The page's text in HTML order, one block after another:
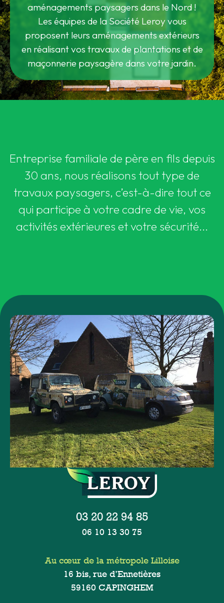
aménagements paysagers dans le Nord !
Les équipes de la Société Leroy vous
proposent leurs aménagements extérieurs
en réalisant vos travaux de plantations et de
maçonnerie paysagère dans votre jardin.
Entreprise familiale de père en fils depuis
30 ans, nous réalisons tout type de
travaux paysagers, c’est-à-dire tout ce
qui participe à votre cadre de vie, vos
activités extérieures et votre sécurité...
03 20 22 94 85
06 10 13 30 75
Au cœur de la métropole Lilloise
16 bis, rue d’Ennetières
59160 CAPINGHEM